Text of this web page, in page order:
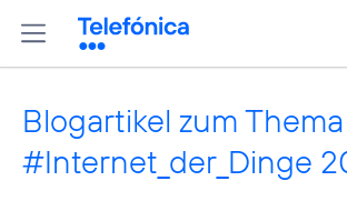
Blogartikel zum Thema
#Internet_der_Dinge